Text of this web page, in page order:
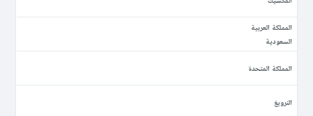
المملكة العربية
السعودية
المملكة المتحدة
النرويغ